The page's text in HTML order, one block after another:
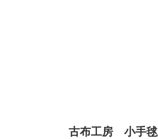
古布工房 小手毬